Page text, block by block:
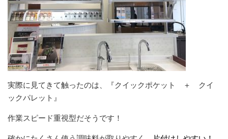
実際に見てきて触ったのは、『クイックポケット ＋ クイ
ックパレット』
作業スピード重視型だそうです！